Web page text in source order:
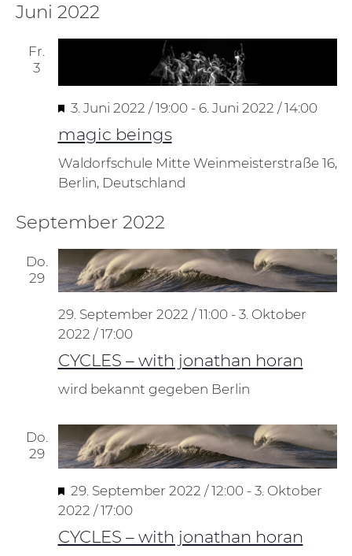
Juni 2022
Fr.
3
magic beings
Hervorgehoben
3. Juni 2022 / 19:00- 6. Juni 2022 / 14:00
Waldorfschule Mitte Weinmeisterstraße 16,
Berlin, Deutschland
September 2022
Do.
29
CYCLES – with jonathan horan
29. September 2022 / 11:00- 3. Oktober
2022 / 17:00
wird bekannt gegeben Berlin
Do.
29
CYCLES – with jonathan horan
Hervorgehoben
29. September 2022 / 12:00- 3. Oktober
2022 / 17:00